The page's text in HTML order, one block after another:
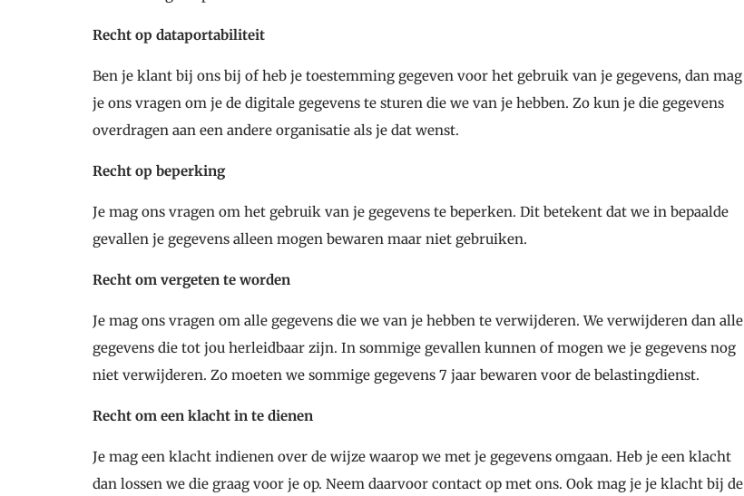
Recht op dataportabiliteit
Ben je klant bij ons bij of heb je toestemming gegeven voor het gebruik van je gegevens, dan mag
je ons vragen om je de digitale gegevens te sturen die we van je hebben. Zo kun je die gegevens
overdragen aan een andere organisatie als je dat wenst.
Recht op beperking
Je mag ons vragen om het gebruik van je gegevens te beperken. Dit betekent dat we in bepaalde
gevallen je gegevens alleen mogen bewaren maar niet gebruiken.
Recht om vergeten te worden
Je mag ons vragen om alle gegevens die we van je hebben te verwijderen. We verwijderen dan alle
gegevens die tot jou herleidbaar zijn. In sommige gevallen kunnen of mogen we je gegevens nog
niet verwijderen. Zo moeten we sommige gegevens 7 jaar bewaren voor de belastingdienst.
Recht om een klacht in te dienen
Je mag een klacht indienen over de wijze waarop we met je gegevens omgaan. Heb je een klacht
dan lossen we die graag voor je op. Neem daarvoor contact op met ons. Ook mag je je klacht bij de